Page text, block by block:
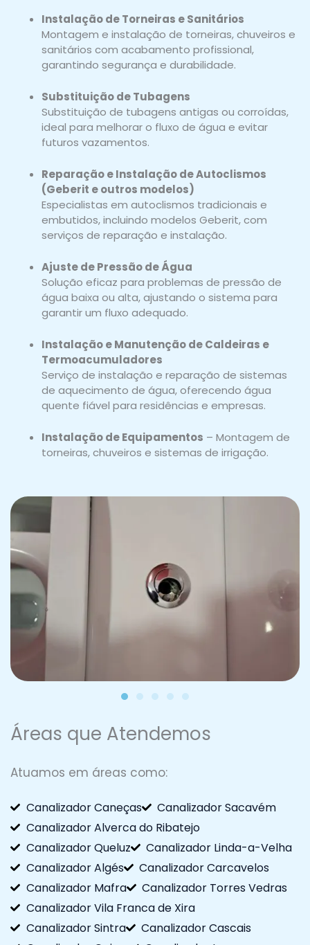
Instalação de Torneiras e Sanitários
Montagem e instalação de torneiras, chuveiros e
sanitários com acabamento profissional,
garantindo segurança e durabilidade.
Substituição de Tubagens
Substituição de tubagens antigas ou corroídas,
ideal para melhorar o fluxo de água e evitar
futuros vazamentos.
Reparação e Instalação de Autoclismos
(Geberit e outros modelos)
Especialistas em autoclismos tradicionais e
embutidos, incluindo modelos Geberit, com
serviços de reparação e instalação.
Ajuste de Pressão de Água
Solução eficaz para problemas de pressão de
água baixa ou alta, ajustando o sistema para
garantir um fluxo adequado.
Instalação e Manutenção de Caldeiras e
Termoacumuladores
Serviço de instalação e reparação de sistemas
de aquecimento de água, oferecendo água
quente fiável para residências e empresas.
Instalação de Equipamentos – Montagem de
torneiras, chuveiros e sistemas de irrigação.
Áreas que Atendemos
Atuamos em áreas como:
Canalizador Caneças
Canalizador Sacavém
Canalizador Alverca do Ribatejo
Canalizador Queluz
Canalizador Linda-a-Velha
Canalizador Algés
Canalizador Carcavelos
Canalizador Mafra
Canalizador Torres Vedras
Canalizador Vila Franca de Xira
Canalizador Sintra
Canalizador Cascais